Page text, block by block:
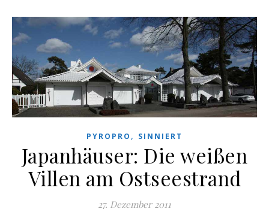
PYROPRO , SINNIERT
Japanhäuser: Die weißen
Villen am Ostseestrand
27. Dezember 2011